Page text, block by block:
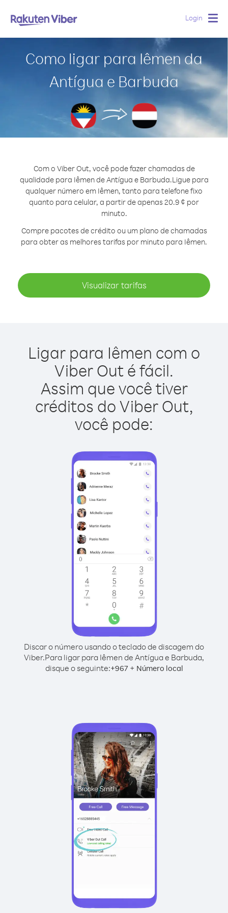
Login
Como ligar para Iêmen da
Antígua e Barbuda
Com o Viber Out, você pode fazer chamadas de
qualidade para Iêmen de Antígua e Barbuda.Ligue para
qualquer número em Iêmen, tanto para telefone fixo
quanto para celular, a partir de apenas 20.9 ¢ por
minuto.
Compre pacotes de crédito ou um plano de chamadas
para obter as melhores tarifas por minuto para Iêmen.
Visualizar tarifas
Ligar para Iêmen com o
Viber Out é fácil.
Assim que você tiver
créditos do Viber Out,
você pode:
Discar o número usando o teclado de discagem do
Viber.Para ligar para Iêmen de Antígua e Barbuda,
disque o seguinte:+967+ Número local